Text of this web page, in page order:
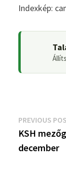
Indexkép:
PREVIOUS
KSH
december